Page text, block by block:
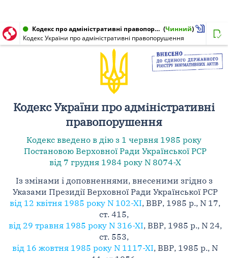
Кодекс про адміністративні правопорушення, Кодекс України від 07.12.1984 № 8073-X (Чинний)
Кодекс України про адміністративні правопорушення